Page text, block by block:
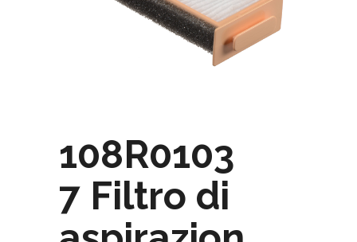
108R0103
7 Filtro di